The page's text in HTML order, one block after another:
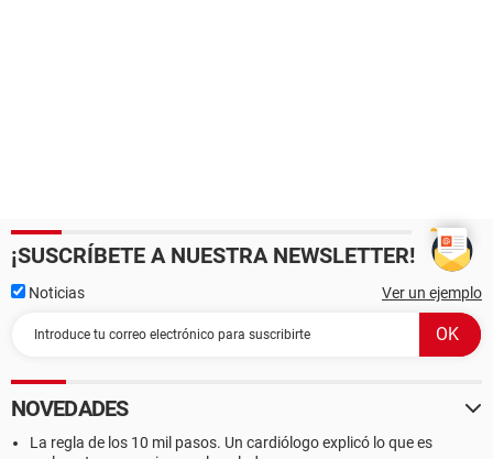
¡SUSCRÍBETE A NUESTRA NEWSLETTER!
Noticias Ver un ejemplo
NOVEDADES
La regla de los 10 mil pasos. Un cardiólogo explicó lo que es